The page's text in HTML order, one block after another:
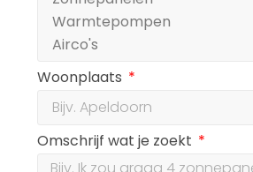
Woonplaats
Omschrijf wat je zoekt